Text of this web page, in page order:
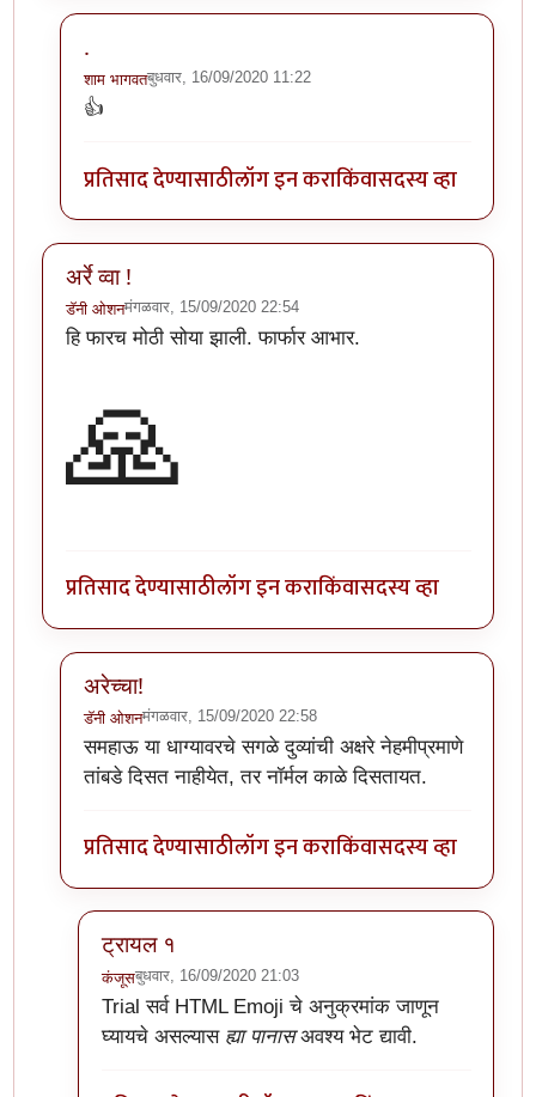
.
शाम भागवतबुधवार, 16/09/2020 11:22
In reply to
👍
प्रतिसाद देण्यासाठीलॉग इन कराकिंवासदस्य व्हा
अर्रे व्वा !
डॅनी ओशनमंगळवार, 15/09/2020 22:54
हि फारच मोठी सोया झाली. फार्फार आभार.
🙏
प्रतिसाद देण्यासाठीलॉग इन कराकिंवासदस्य व्हा
अरेच्चा!
डॅनी ओशनमंगळवार, 15/09/2020 22:58
In reply toअर्रे व्वा ! byडॅनी ओशन
समहाऊ या धाग्यावरचे सगळे दुव्यांची अक्षरे नेहमीप्रमाणे
तांबडे दिसत नाहीयेत, तर नॉर्मल काळे दिसतायत.
प्रतिसाद देण्यासाठीलॉग इन कराकिंवासदस्य व्हा
ट्रायल १
कंजूसबुधवार, 16/09/2020 21:03
In reply toअरेच्चा!by डॅनी ओशन
Trialसर्व HTML Emoji चे अनुक्रमांक जाणून
घ्यायचे असल्यास ह्या पानासअवश्य भेट द्यावी.